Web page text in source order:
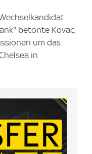
betonte Kovac,
um das
in